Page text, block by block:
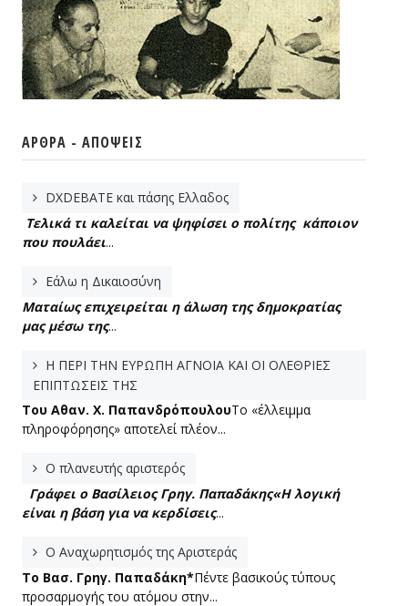
ΆΡΘΡΑ - ΑΠΌΨΕΙΣ
DXDEBATE και πάσης Ελλαδος
Τελικά τι καλείται να ψηφίσει ο πολίτης κάποιον
που πουλάει...
Εάλω η Δικαιοσύνη
Ματαίως επιχειρείται η άλωση της δημοκρατίας
μας μέσω της...
Η ΠΕΡΙ ΤΗΝ ΕΥΡΩΠΗ ΑΓΝΟΙΑ ΚΑΙ ΟΙ ΟΛΕΘΡΙΕΣ
ΕΠΙΠΤΩΣΕΙΣ ΤΗΣ
Tου Αθαν. Χ. ΠαπανδρόπουλουΤο «έλλειμμα
πληροφόρησης» αποτελεί πλέον...
Ο πλανευτής αριστερός
Γράφει ο Βασίλειος Γρηγ. Παπαδάκης«Η λογική
είναι η βάση για να κερδίσεις...
Ο Αναχωρητισμός της Αριστεράς
To Βασ. Γρηγ. Παπαδάκη*Πέντε βασικούς τύπους
προσαρμογής του ατόμου στην...